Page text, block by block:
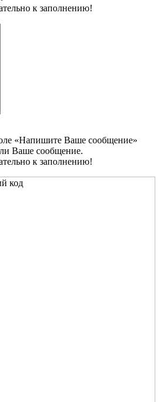
к заполнению!
«Напишите Ваше сообщение»
Ваше сообщение.
к заполнению!